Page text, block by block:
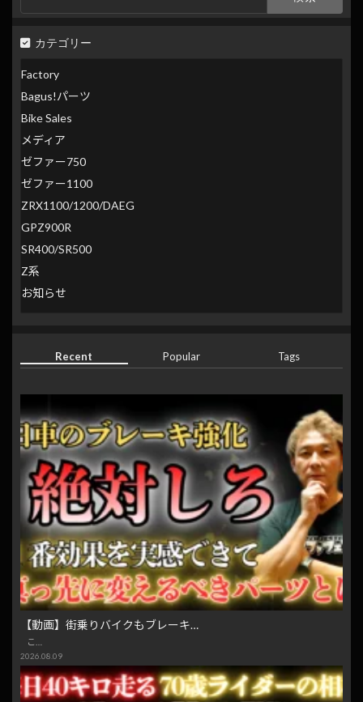
カテゴリー
Factory
Bagus!パーツ
Bike Sales
メディア
ゼファー750
ゼファー1100
ZRX1100/1200/DAEG
GPZ900R
SR400/SR500
Z系
お知らせ
Recent Popular Tags
【動画】街乗りバイクもブレーキ…
こ…
2026.08.09